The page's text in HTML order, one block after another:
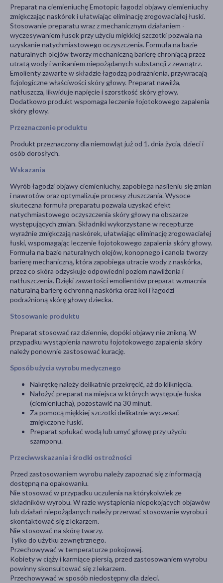
Preparat na ciemieniuchę Emotopic łagodzi objawy ciemieniuchy
zmiękczając naskórek i ułatwiając eliminację zrogowaciałej łuski.
Stosowanie preparatu wraz z mechanicznym działaniem -
wyczesywaniem łusek przy użyciu miękkiej szczotki pozwala na
uzyskanie natychmiastowego oczyszczenia. Formuła na bazie
naturalnych olejów tworzy mechaniczną barierę chroniącą przez
utratą wody i wnikaniem niepożądanych substancji z zewnątrz.
Emolienty zawarte w składzie łagodzą podrażnienia, przywracają
fizjologiczne właściwości skóry głowy. Preparat nawilża,
natłuszcza, likwiduje napięcie i szorstkość skóry głowy.
Dodatkowo produkt wspomaga leczenie łojotokowego zapalenia
skóry głowy.
Przeznaczenie produktu
Produkt przeznaczony dla niemowląt już od 1. dnia życia, dzieci i
osób dorosłych.
Wskazania
Wyrób łagodzi objawy ciemieniuchy, zapobiega nasileniu się zmian
i nawrotów oraz optymalizuje procesy złuszczania. Wysoce
skuteczna formuła preparatu pozwala uzyskać efekt
natychmiastowego oczyszczenia skóry głowy na obszarze
występujących zmian. Składniki wykorzystane w recepturze
wyraźnie zmiękczają naskórek, ułatwiając eliminację zrogowaciałej
łuski, wspomagając leczenie łojotokowego zapalenia skóry głowy.
Formuła na bazie naturalnych olejów, konopnego i canola tworzy
barierę mechaniczną, która zapobiega utracie wody z naskórka,
przez co skóra odzyskuje odpowiedni poziom nawilżenia i
natłuszczenia. Dzięki zawartości emolientów preparat wzmacnia
naturalną barierę ochronną naskórka oraz koi i łagodzi
podrażnioną skórę głowy dziecka.
Stosowanie produktu
Preparat stosować raz dziennie, dopóki objawy nie znikną. W
przypadku wystąpienia nawrotu łojotokowego zapalenia skóry
należy ponownie zastosować kurację.
Sposób użycia wyrobu medycznego
Nakrętkę należy delikatnie przekręcić, aż do kliknięcia.
Nałożyć preparat na miejsca w których występuje łuska
(ciemieniucha), pozostawić na 30 minut.
Za pomocą miękkiej szczotki delikatnie wyczesać
zmiękczone łuski.
Preparat spłukać wodą lub umyć głowę przy użyciu
szamponu.
Przeciwwskazania i środki ostrożności
Przed zastosowaniem wyrobu należy zapoznać się z informacją
dostępną na opakowaniu.
Nie stosować w przypadku uczulenia na którykolwiek ze
składników wyrobu. W razie wystąpienia niepokojących objawów
lub działań niepożądanych należy przerwać stosowanie wyrobu i
skontaktować się z lekarzem.
Nie stosować na skórę twarzy.
Tylko do użytku zewnętrznego.
Przechowywać w temperaturze pokojowej.
Kobiety w ciąży i karmiące piersią, przed zastosowaniem wyrobu
powinny skonsultować się z lekarzem.
Przechowywać w sposób niedostępny dla dzieci.